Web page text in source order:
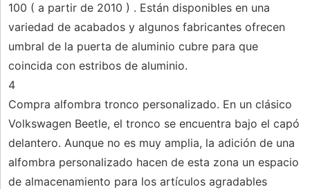
100 ( a partir de 2010 ) . Están disponibles en una
variedad de acabados y algunos fabricantes ofrecen
umbral de la puerta de aluminio cubre para que
coincida con estribos de aluminio.
4
Compra alfombra tronco personalizado. En un clásico
Volkswagen Beetle, el tronco se encuentra bajo el capó
delantero. Aunque no es muy amplia, la adición de una
alfombra personalizado hacen de esta zona un espacio
de almacenamiento para los artículos agradables